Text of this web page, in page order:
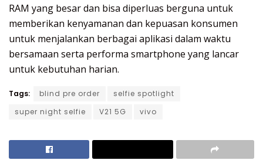
RAM yang besar dan bisa diperluas berguna untuk
memberikan kenyamanan dan kepuasan konsumen
untuk menjalankan berbagai aplikasi dalam waktu
bersamaan serta performa smartphone yang lancar
untuk kebutuhan harian.
Tags: blind pre order
selfie spotlight
super night selfie
V21 5G vivo